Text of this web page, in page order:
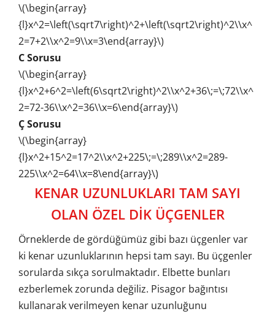
\(\begin{array}
{l}x^2=\left(\sqrt7\right)^2+\left(\sqrt2\right)^2\\x^
2=7+2\\x^2=9\\x=3\end{array}\)
C Sorusu
\(\begin{array}
{l}x^2+6^2=\left(6\sqrt2\right)^2\\x^2+36\;=\;72\\x^
2=72-36\\x^2=36\\x=6\end{array}\)
Ç Sorusu
\(\begin{array}
{l}x^2+15^2=17^2\\x^2+225\;=\;289\\x^2=289-
225\\x^2=64\\x=8\end{array}\)
KENAR UZUNLUKLARI TAM SAYI
OLAN ÖZEL DİK ÜÇGENLER
Örneklerde de gördüğümüz gibi bazı üçgenler var
ki kenar uzunluklarının hepsi tam sayı. Bu üçgenler
sorularda sıkça sorulmaktadır. Elbette bunları
ezberlemek zorunda değiliz. Pisagor bağıntısı
kullanarak verilmeyen kenar uzunluğunu